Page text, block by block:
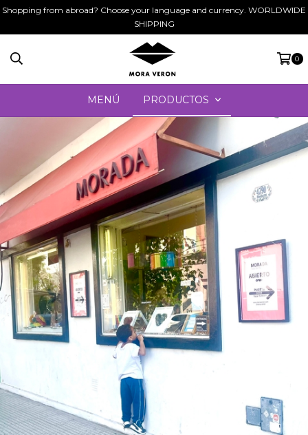
Shopping from abroad? Choose your language and currency. WORLDWIDE
SHIPPING
0
MENÚ PRODUCTOS